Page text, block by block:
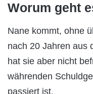
Worum geht
Nane kommt, ohne
nach 20 Jahren aus
hat sie aber nicht
währenden
passiert ist.